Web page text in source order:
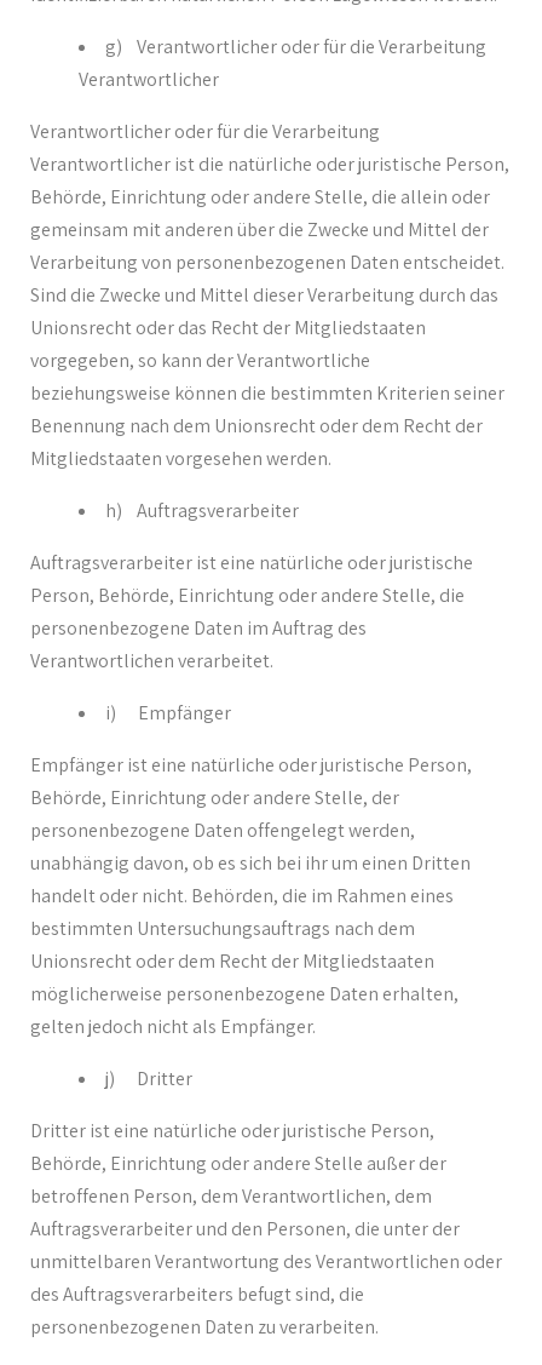
g) Verantwortlicher oder für die Verarbeitung
Verantwortlicher
Verantwortlicher oder für die Verarbeitung
Verantwortlicher ist die natürliche oder juristische Person,
Behörde, Einrichtung oder andere Stelle, die allein oder
gemeinsam mit anderen über die Zwecke und Mittel der
Verarbeitung von personenbezogenen Daten entscheidet.
Sind die Zwecke und Mittel dieser Verarbeitung durch das
Unionsrecht oder das Recht der Mitgliedstaaten
vorgegeben, so kann der Verantwortliche
beziehungsweise können die bestimmten Kriterien seiner
Benennung nach dem Unionsrecht oder dem Recht der
Mitgliedstaaten vorgesehen werden.
h) Auftragsverarbeiter
Auftragsverarbeiter ist eine natürliche oder juristische
Person, Behörde, Einrichtung oder andere Stelle, die
personenbezogene Daten im Auftrag des
Verantwortlichen verarbeitet.
i) Empfänger
Empfänger ist eine natürliche oder juristische Person,
Behörde, Einrichtung oder andere Stelle, der
personenbezogene Daten offengelegt werden,
unabhängig davon, ob es sich bei ihr um einen Dritten
handelt oder nicht. Behörden, die im Rahmen eines
bestimmten Untersuchungsauftrags nach dem
Unionsrecht oder dem Recht der Mitgliedstaaten
möglicherweise personenbezogene Daten erhalten,
gelten jedoch nicht als Empfänger.
j) Dritter
Dritter ist eine natürliche oder juristische Person,
Behörde, Einrichtung oder andere Stelle außer der
betroffenen Person, dem Verantwortlichen, dem
Auftragsverarbeiter und den Personen, die unter der
unmittelbaren Verantwortung des Verantwortlichen oder
des Auftragsverarbeiters befugt sind, die
personenbezogenen Daten zu verarbeiten.